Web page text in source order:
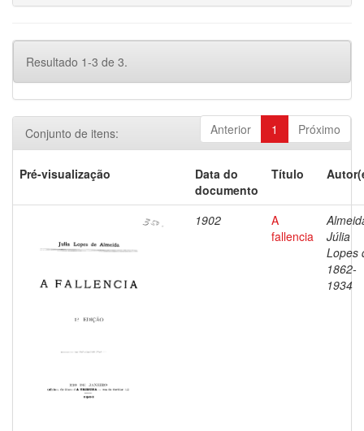
Resultado 1-3 de 3.
Anterior 1 Próximo
Conjunto de itens:
Pré-visualização
Data do
documento
Título
1902
A
fallencia
Júlia
Lopes
1862-
1934